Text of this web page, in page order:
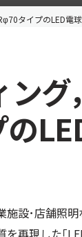
タイプのLED電
ン
施設･店舗照
再現した｢